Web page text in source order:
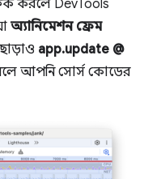
করলে DevTools
অ্যানিমেশন ফ্রেম
app.update @
আপনি সোর্স কোডের